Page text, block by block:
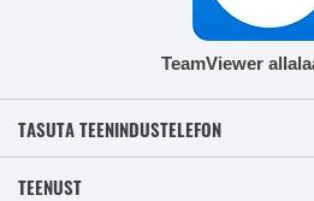
TeamViewer
TASUTA TEENINDUSTELEFON
TEENUST